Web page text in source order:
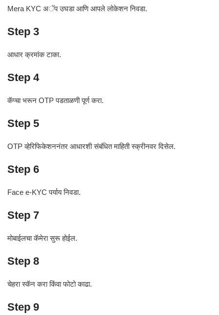
Mera KYC अॅप उघडा आणि आपले लोकेशन निवडा.
Step 3
आधार क्रमांक टाका.
Step 4
कॅप्चा भरून OTP पडताळणी पूर्ण करा.
Step 5
OTP व्हेरिफिकेशननंतर आधारशी संबंधित माहिती स्क्रीनवर दिसेल.
Step 6
Face e-KYC पर्याय निवडा.
Step 7
मोबाईलचा कॅमेरा सुरू होईल.
Step 8
चेहरा स्कॅन करा किंवा फोटो काढा.
Step 9